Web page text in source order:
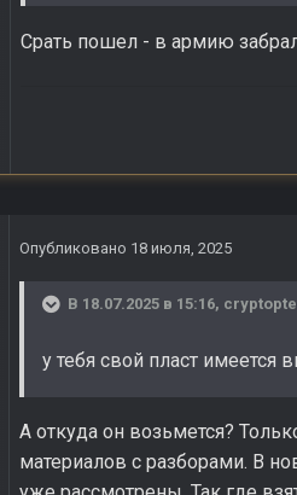
Срать пошел - в армию
Опубликовано 18 июля, 2025
В 18.07.2025 в 15:16,
у тебя свой пласт имеется
А откуда он возьмется?
материалов с разборами. В